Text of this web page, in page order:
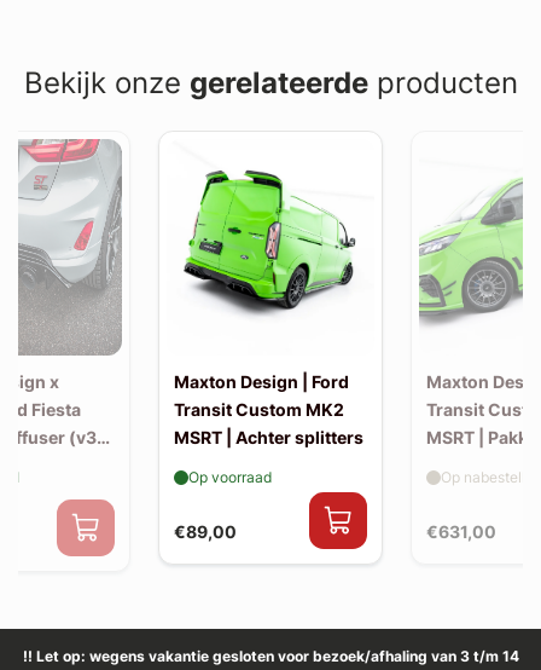
Bekijk onze gerelateerdeproducten
x
Fiesta
(v3)
Maxton Design | Ford
Transit Custom MK2
MSRT | Achter splitters
€89,00
Op voorraad
Maxton
Transit
MSRT |
€631,00
Op
!! Let op: wegens vakantie gesloten voor bezoek/afhaling van 3 t/m 14